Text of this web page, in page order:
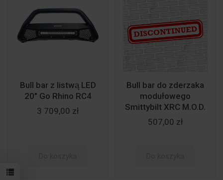
Bull bar z listwą LED
20" Go Rhino RC4
3 709,00 zł
Bull bar do zderzaka
modułowego
Smittybilt XRC M.O.D.
507,00 zł